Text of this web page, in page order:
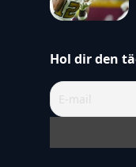
Hol dir den